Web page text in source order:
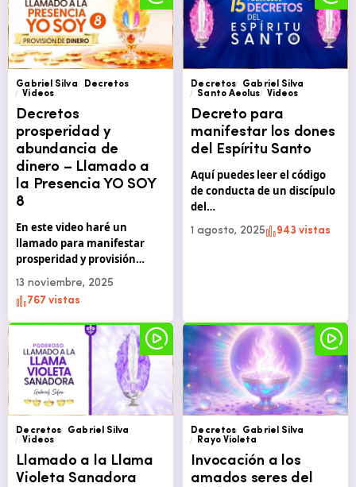
Gabriel Silva
Decretos
Videos
Decretos
prosperidad y
abundancia de
dinero – Llamado a
la Presencia YO SOY
8
En este video haré un
llamado para manifestar
prosperidad y provisión…
13 noviembre, 2025
767 vistas
Decretos
Gabriel Silva
Santo Aeolus
Videos
Decreto para
manifestar los dones
del Espíritu Santo
Aquí puedes leer el código
de conducta de un discípulo
del…
1 agosto, 2025 943 vistas
Decretos
Gabriel Silva
Videos
Llamado a la Llama
Violeta Sanadora
Decretos
Gabriel Silva
Rayo Violeta
Invocación a los
amados seres del